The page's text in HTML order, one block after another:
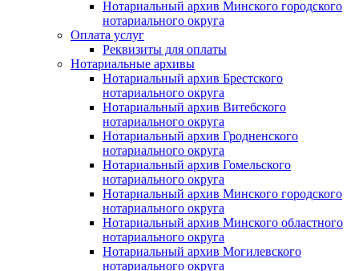
Нотариальный архив Минского городского
нотариального округа
Оплата услуг
Реквизиты для оплаты
Нотариальные архивы
Нотариальный архив Брестского
нотариального округа
Нотариальный архив Витебского
нотариального округа
Нотариальный архив Гродненского
нотариального округа
Нотариальный архив Гомельского
нотариального округа
Нотариальный архив Минского городского
нотариального округа
Нотариальный архив Минского областного
нотариального округа
Нотариальный архив Могилевского
нотариального округа